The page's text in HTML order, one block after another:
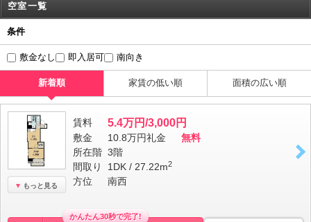
空室一覧
条件
敷金なし 即入居可 南向き
新着順 家賃の低い順 面積の広い順
もっと見る
賃料 5.4万円/3,000円
敷金 10.8万円礼金
無料
所在階 3階
間取り
1DK / 27.22m2
方位 南西
かんたん30秒で完了!